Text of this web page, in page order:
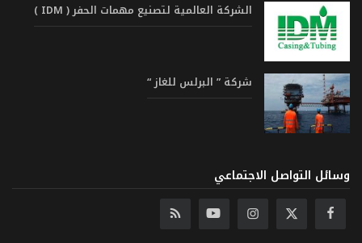
الشركة العالمية لتصنيع مهمات الحفر ( IDM )
شركة ” البرلس للغاز “
وسائل التواصل الاجتماعي